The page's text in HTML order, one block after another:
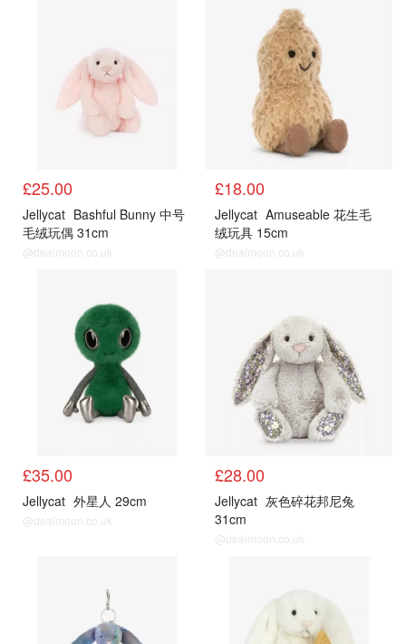
£25.00
Jellycat Bashful Bunny 中号
毛绒玩偶 31cm
@dealmoon.co.uk
£18.00
Jellycat Amuseable 花生毛
绒玩具 15cm
@dealmoon.co.uk
£35.00
Jellycat 外星人 29cm
@dealmoon.co.uk
£28.00
Jellycat 灰色碎花邦尼兔
31cm
@dealmoon.co.uk